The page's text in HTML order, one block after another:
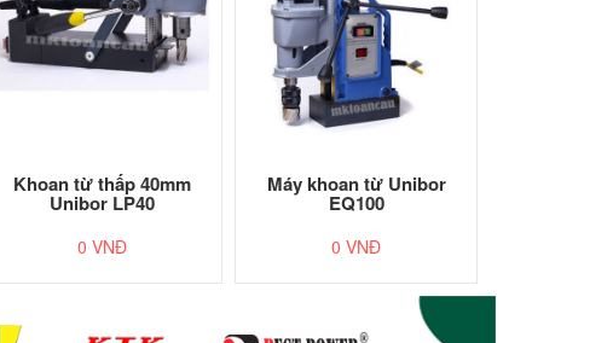
Khoan từ thấp 40mm
Unibor LP40
0 VNĐ
Máy khoan từ Unibor
EQ100
0 VNĐ